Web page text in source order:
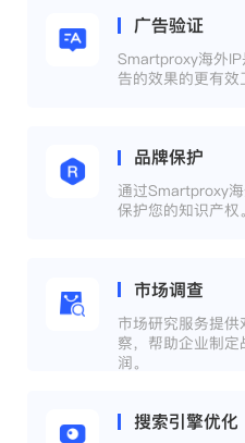
广告验证
Smartproxy海外
告的效果的更有效
品牌保护
通过Smartproxy
保护您的知识产权。
市场调查
市场研究服务提
察，帮助企业制
润。
搜索引擎优化